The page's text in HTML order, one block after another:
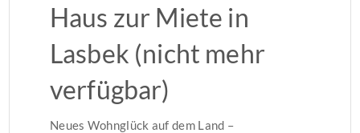
Haus zur Miete in
Lasbek (nicht mehr
verfügbar)
Neues Wohnglück auf dem Land –